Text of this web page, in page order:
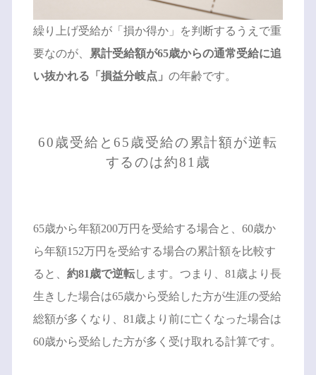
繰り上げ受給が「損か得か」を判断するうえで重
要なのが、
累計受給額が65歳からの通常受給に追
い抜かれる「損益分岐点」 の年齢です。
60歳受給と65歳受給の累計額が逆転
するのは約81歳
65歳から年額200万円を受給する場合と、60歳か
ら年額152万円を受給する場合の累計額を比較す
ると、 約81歳で逆転します。つまり、81歳より長
生きした場合は65歳から受給した方が生涯の受給
総額が多くなり、81歳より前に亡くなった場合は
60歳から受給した方が多く受け取れる計算です。